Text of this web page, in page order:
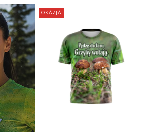
DO KOSZYKA
OKAZJA